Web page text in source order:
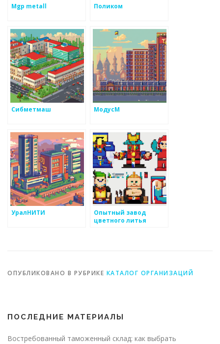
Mgp metall Поликом
Сибметмаш МодусМ
УралНИТИ
Опытный завод
цветного литья
ОПУБЛИКОВАНО В РУБРИКЕ КАТАЛОГ ОРГАНИЗАЦИЙ
ПОСЛЕДНИЕ МАТЕРИАЛЫ
Востребованный таможенный склад: как выбрать